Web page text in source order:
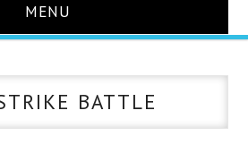
MENU
BATTLE